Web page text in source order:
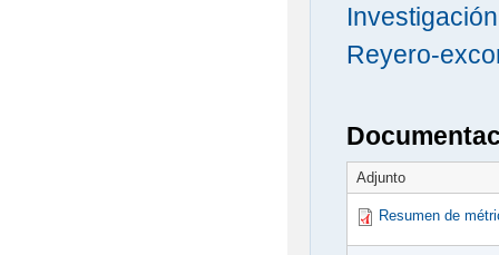
Reyero-
Adjunto
Resumen de